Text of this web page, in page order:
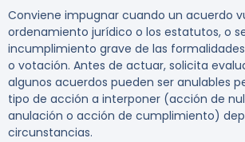
Conviene impugnar cuando un acuerdo
ordenamiento jurídico o los estatutos, o
incumplimiento grave de las
o votación. Antes de actuar, solicita
algunos acuerdos pueden ser anulables
tipo de acción a interponer (acción de
anulación o acción de cumplimiento)
circunstancias.